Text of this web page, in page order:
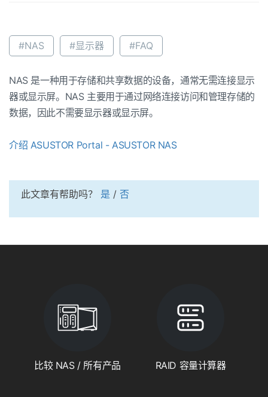
#NAS #显示器 #FAQ
NAS 是一种用于存储和共享数据的设备，通常无需连接显示
器或显示屏。NAS 主要用于通过网络连接访问和管理存储的
数据，因此不需要显示器或显示屏。
介绍 ASUSTOR Portal - ASUSTOR NAS
此文章有帮助吗？ 是 / 否
比较 NAS / 所有产品 RAID 容量计算器